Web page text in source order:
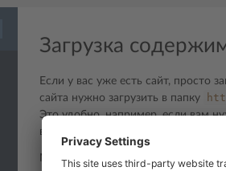
Загрузка
Если у вас уже есть сайт, просто
сайта нужно загрузить в папку
Это удобно, например, если вам
версии ASP.NET. Смотрите
Можно загрузить контент одним